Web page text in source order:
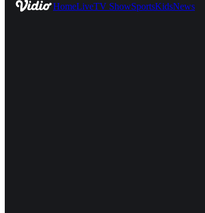
HomeLiveTV ShowSportsKidsNews